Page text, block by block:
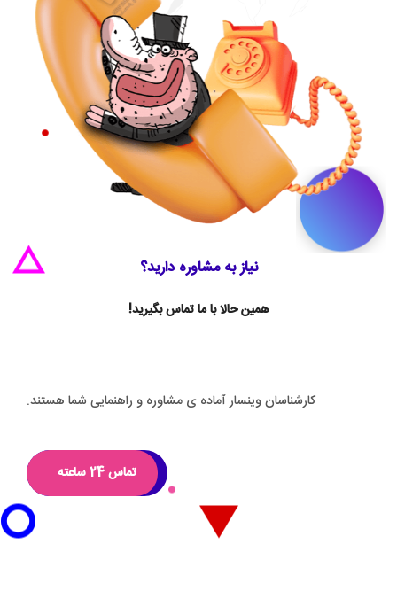
نیاز به مشاوره دارید؟
همین حالا با ما تماس بگیرید!
کارشناسان وینسار آماده ی مشاوره و راهنمایی شما هستند.
تماس 24 ساعته